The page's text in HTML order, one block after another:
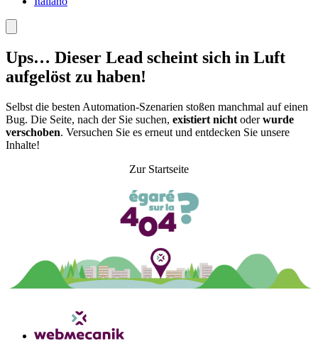
Ups… Dieser Lead scheint sich in Luft
aufgelöst zu haben!
Selbst die besten Automation-Szenarien stoßen manchmal auf einen
Bug. Die Seite, nach der Sie suchen, existiert nicht oderwurde
verschoben. Versuchen Sie es erneut und entdecken Sie unsere
Inhalte!
Zur Startseite